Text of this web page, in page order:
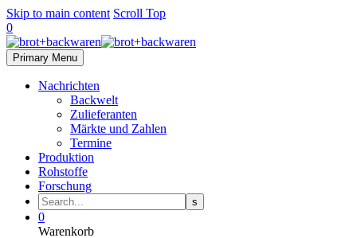
Skip to main content Scroll Top
0
Primary Menu
Nachrichten
Backwelt
Zulieferanten
Märkte und Zahlen
Termine
Produktion
Rohstoffe
Forschung
0
Warenkorb